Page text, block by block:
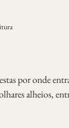
por onde